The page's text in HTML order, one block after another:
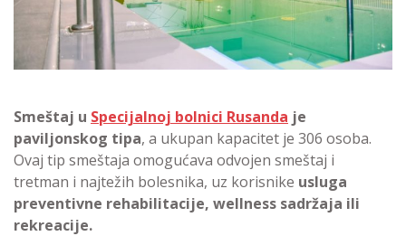
Smeštaj u Specijalnoj bolnici Rusanda je
paviljonskog tipa, a ukupan kapacitet je 306 osoba.
Ovaj tip smeštaja omogućava odvojen smeštaj i
tretman i najtežih bolesnika, uz korisnike usluga
preventivne rehabilitacije, wellness sadržaja ili
rekreacije.